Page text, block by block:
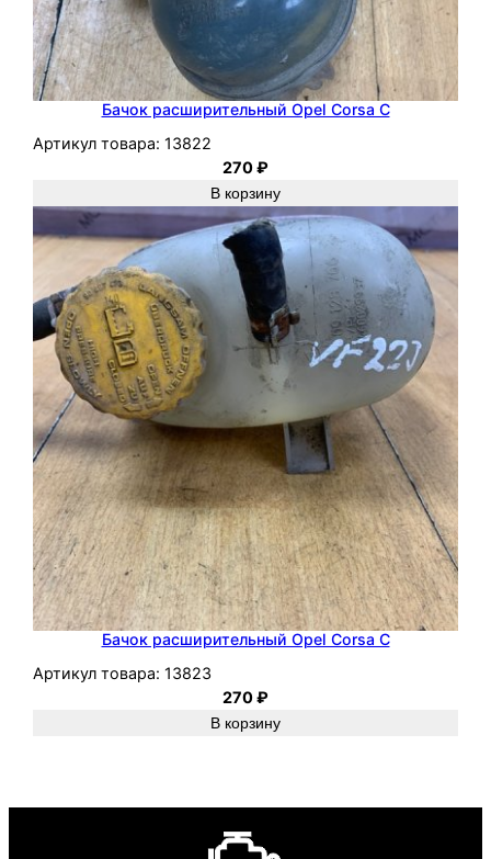
Бачок расширительный Opel Corsa C
Артикул товара: 13822
270₽
В корзину
Бачок расширительный Opel Corsa C
Артикул товара: 13823
270₽
В корзину